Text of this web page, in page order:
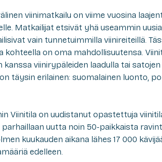
viinimatkailu on viime vuosina
Matkailijat etsivät yhä useammin
vain tunnetuimmilla viinireiteillä.
kohteella on oma mahdollisuutensa.
kanssa viinirypäleiden laadulla tai
täysin erilainen: suomalainen luonto,
Viinitila on uudistanut opastettuja
uutta noin 50-paikkaista
kuukauden aikana lähes 17 000
edelleen.